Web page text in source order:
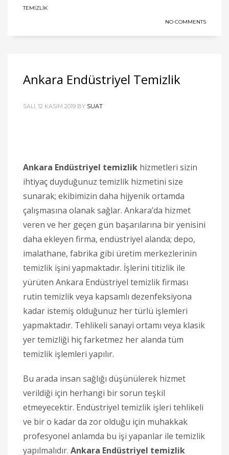
TEMIZLIK
NO COMMENTS
Ankara Endüstriyel Temizlik
SALI, 12 KASIM 2019 BY SUAT
Ankara Endüstriyel temizlik hizmetleri sizin
ihtiyaç duyduğunuz temizlik hizmetini size
sunarak; ekibimizin daha hijyenik ortamda
çalışmasına olanak sağlar. Ankara’da hizmet
veren ve her geçen gün başarılarına bir yenisini
daha ekleyen firma, endüstriyel alanda; depo,
imalathane, fabrika gibi üretim merkezlerinin
temizlik işini yapmaktadır. İşlerini titizlik ile
yürüten Ankara Endüstriyel temizlik firması
rutin temizlik veya kapsamlı dezenfeksiyona
kadar istemiş olduğunuz her türlü işlemleri
yapmaktadır. Tehlikeli sanayi ortamı veya klasik
yer temizliği hiç farketmez her alanda tüm
temizlik işlemleri yapılır.
Bu arada insan sağlığı düşünülerek hizmet
verildiği için herhangi bir sorun teşkil
etmeyecektir. Endüstriyel temizlik işleri tehlikeli
ve bir o kadar da zor olduğu için muhakkak
profesyonel anlamda bu işi yapanlar ile temizlik
yapılmalıdır. Ankara Endüstriyel temizlik